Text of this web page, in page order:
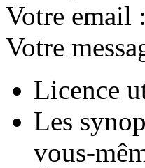
Votre email :
Votre
Licence
Les
vous-